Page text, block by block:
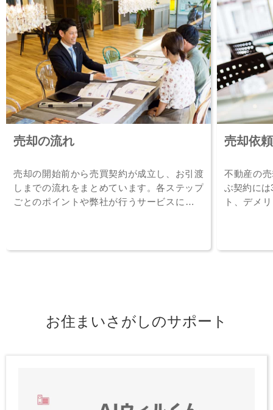
売却の流れ
売却の開始前から売買契約が成立し、お引渡
しまでの流れをまとめています。各ステップ
ごとのポイントや弊社が行うサービスについ
売却依
不動産の
ぶ契約には
ト、デメ
お住まいさがしのサポート